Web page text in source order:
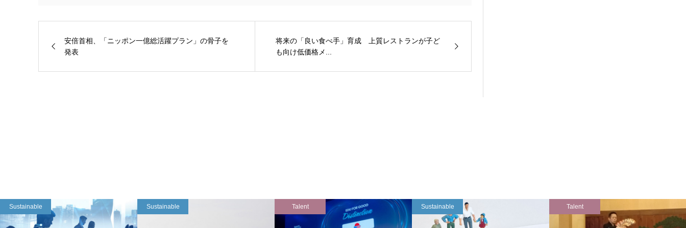
安倍首相、「ニッポン一億総活躍プラン」の骨子を
発表
将来の「良い食べ手」育成 上質レストランが子ど
も向け低価格メ...
Sustainable Sustainable Talent Sustainable Talent